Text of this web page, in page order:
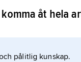
åt hela
pålitlig kunskap.